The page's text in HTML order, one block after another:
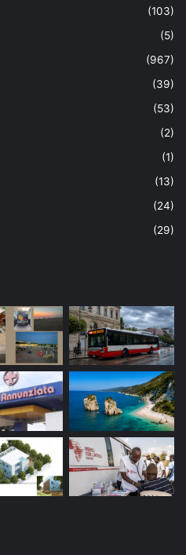
(103)
(5)
(967)
(39)
(53)
(2)
(1)
(13)
(24)
(29)